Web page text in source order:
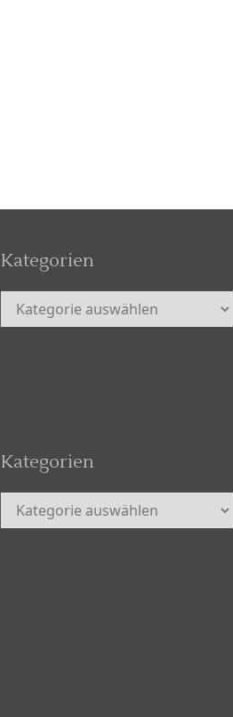
Kategorien
Kategorien
Kategorien
Kategorien